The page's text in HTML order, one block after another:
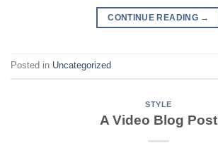
CONTINUE READING →
Posted in Uncategorized
STYLE
A Video Blog Post